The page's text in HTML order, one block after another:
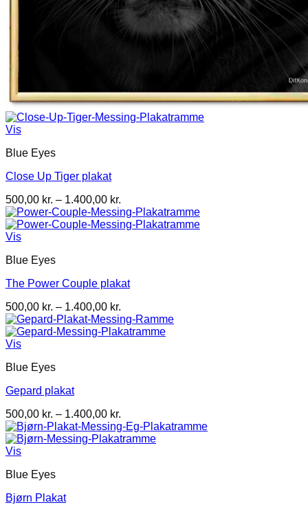
Vis
Blue Eyes
Close Up Tiger plakat
500,00 kr. – 1.400,00 kr.
500,00 kr.
til
Vis
Blue Eyes
The Power Couple plakat
500,00 kr. – 1.400,00 kr.
500,00 kr.
til
Vis
Blue Eyes
Gepard plakat
500,00 kr. – 1.400,00 kr.
500,00 kr.
til
Vis
Blue Eyes
Bjørn Plakat